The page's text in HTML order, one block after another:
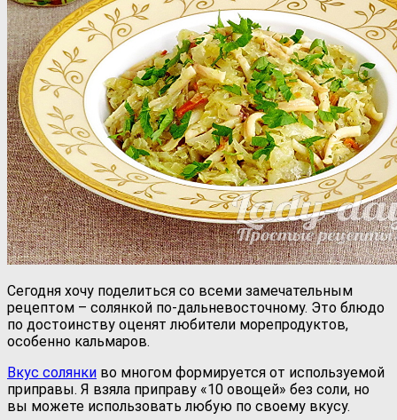
Сегодня хочу поделиться со всеми замечательным
рецептом – солянкой по-дальневосточному. Это блюдо
по достоинству оценят любители морепродуктов,
особенно кальмаров.
Вкус солянки во многом формируется от используемой
приправы. Я взяла приправу «10 овощей» без соли, но
вы можете использовать любую по своему вкусу.